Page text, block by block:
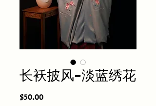
长袄披风-淡蓝绣花
$50.00Price